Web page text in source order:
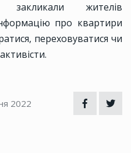
жителів
про квартири
переховуватися чи
2022